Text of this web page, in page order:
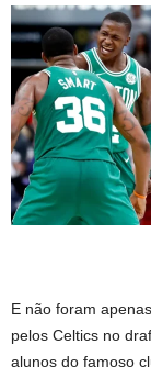
E não foram
pelos Celtics no
alunos do famoso